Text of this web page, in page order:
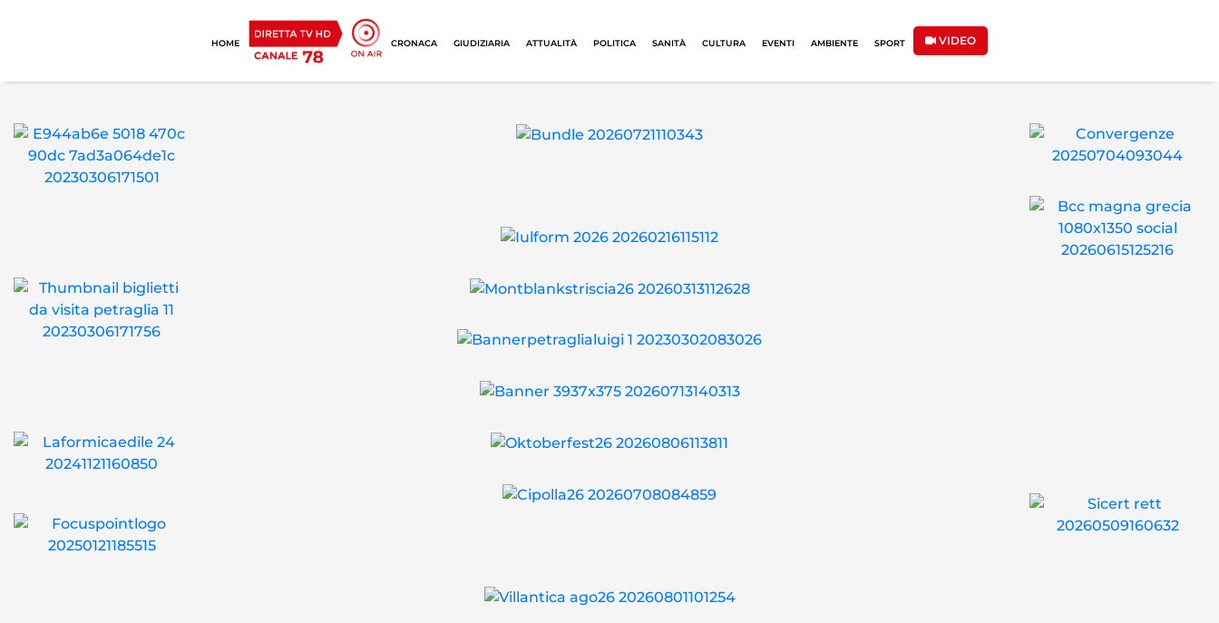
HOME CRONACA GIUDIZIARIA ATTUALITÀ POLITICA SANITÀ CULTURA EVENTI AMBIENTE SPORT VIDEO